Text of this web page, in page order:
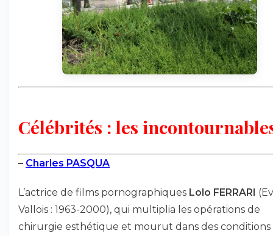
Célébrités : les
– Charles PASQUA
L’actrice de films pornographiques Lolo FERRARI
Vallois : 1963-2000), qui multiplia les opérations de
chirurgie esthétique et mourut dans des conditions